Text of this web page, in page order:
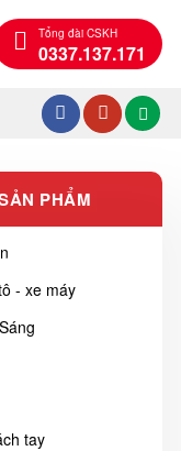
Tổng đài CSKH
0337.137.171
PHẨM
- xe máy
tay